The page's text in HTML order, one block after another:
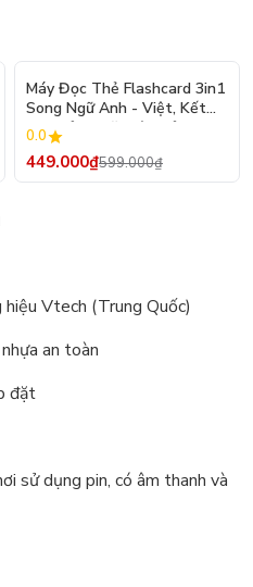
- 25%
Máy Đọc Thẻ Flashcard 3in1
Song Ngữ Anh - Việt, Kết
Hợp Bảng Vẽ Điện Tử LCD
Tự Xóa Thông Minh - Màu
Xanh
0.0
449.000₫599.000₫
Vtech (Trung Quốc)
an toàn
đặt
sử dụng pin, có âm thanh và